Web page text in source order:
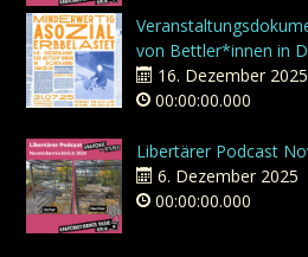
von Bettler*innen in
16. Dezember 2025
00:00:00.000
Libertärer Podcast
6. Dezember 2025
00:00:00.000